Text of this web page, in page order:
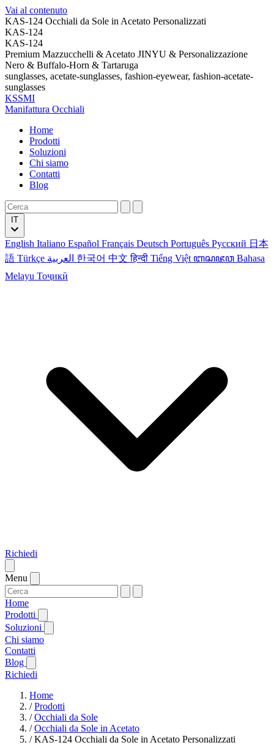
Vai al contenuto
KAS-124 Occhiali da Sole in Acetato Personalizzati
KAS-124
KAS-124
Premium Mazzucchelli & Acetato JINYU & Personalizzazione
Nero & Buffalo-Horn & Tartaruga
sunglasses, acetate-sunglasses, fashion-eyewear, fashion-acetate-
sunglasses
KSSMI
Manifattura Occhiali
Home
Prodotti
Soluzioni
Chi siamo
Contatti
Blog
English Italiano Español Français Deutsch Português Русский 日本
語 Türkçe 한국어 中文हिन्दी Tiếng Việt ꦧꦱꦗꦮ Bahasa
Melayu Тоҷикӣ
Richiedi
Menu
Home
Prodotti
Soluzioni
Chi siamo
Contatti
Blog
Richiedi
Home
/Prodotti
/Occhiali da Sole
/Occhiali da Sole in Acetato
/KAS-124 Occhiali da Sole in Acetato Personalizzati